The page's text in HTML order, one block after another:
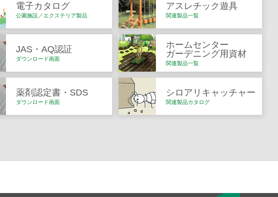
電子カタログ
公園施設／エクステリア製品
アスレチック遊具
関連製品一覧
JAS・AQ認証
ダウンロード画面
ホームセンター
ガーデニング用資材
関連製品一覧
薬剤認定書・SDS
ダウンロード画面
シロアリキャッチャー
関連製品カタログ